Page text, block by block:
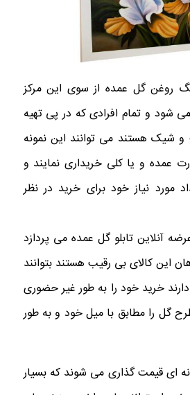
روغن گل عمده از سوی این مرکز
شود و تمام افرادی که در پی تهیه
شیک هستند می توانند این نمونه
عمده و یا کلی خریداری نمایند و
مورد نیاز خود برای خرید در نظر
آنلاین تابلو گل عمده می پردازد
این کالای بی رقیب هستند بتوانند
خرید خود را به طور غیر حضوری
گل را مطابق با میل خود و به طور
ای قیمت گذاری می شوند که بسیار